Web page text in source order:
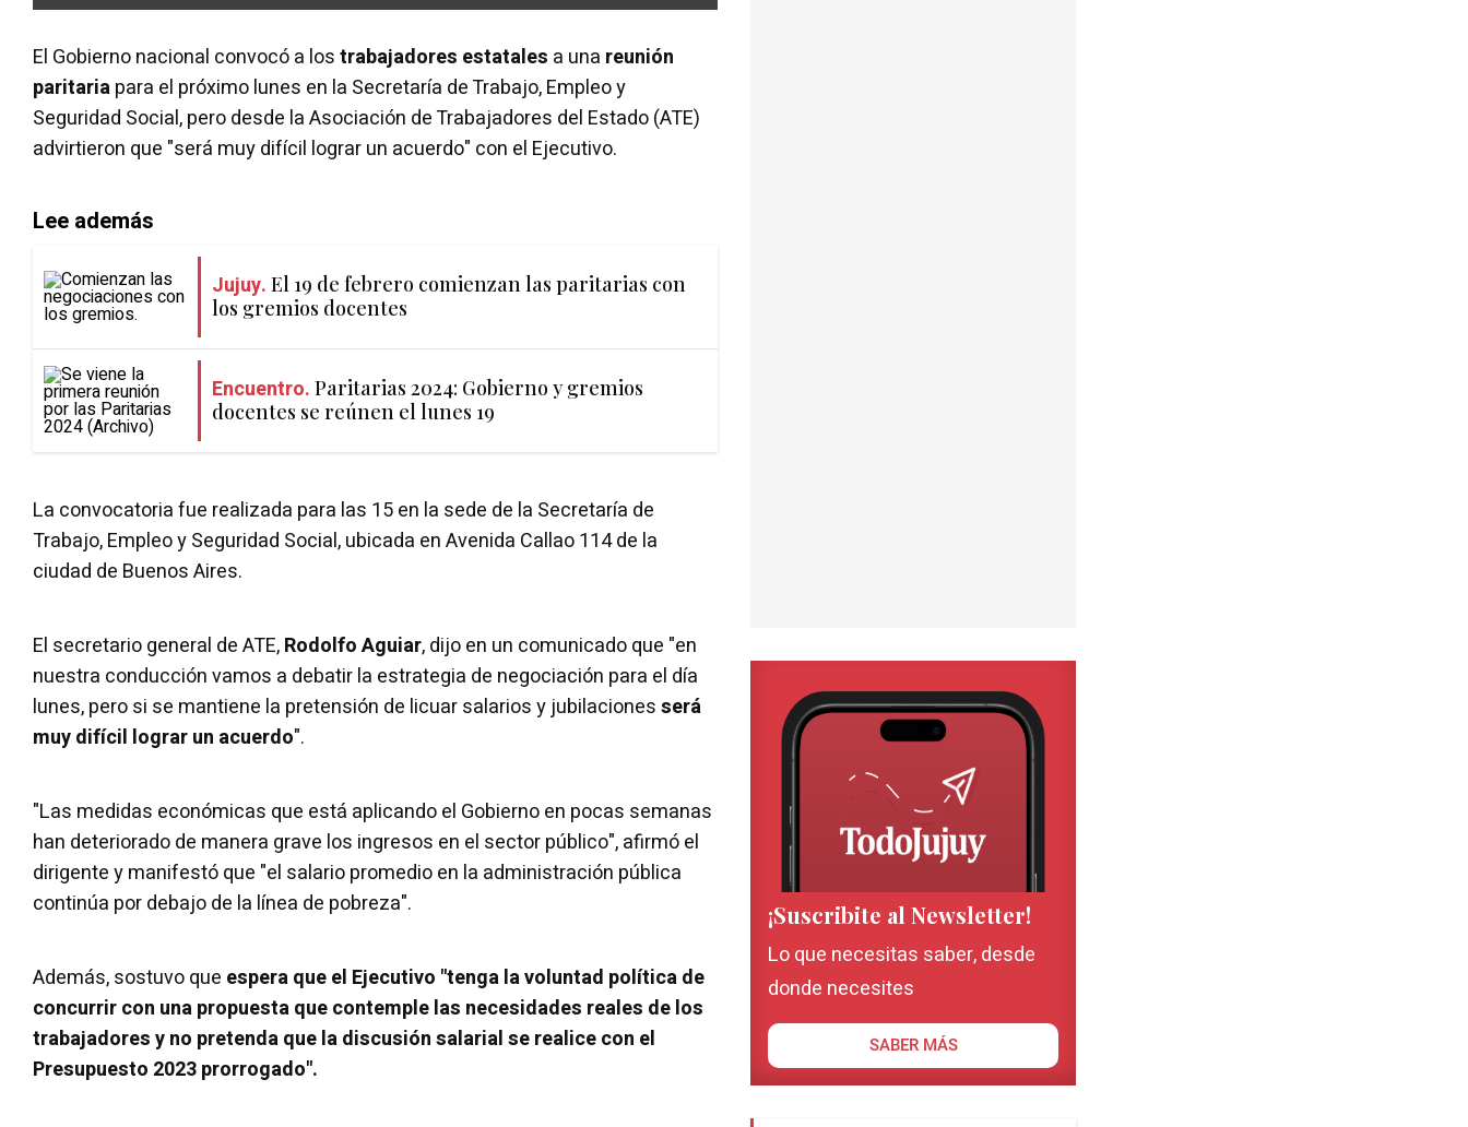
El Gobierno nacional convocó a lostrabajadores estatales a una reunión
paritariapara el próximo lunes en la Secretaría de Trabajo, Empleo y
Seguridad Social, pero desde la Asociación de Trabajadores del Estado (ATE)
advirtieron que "será muy difícil lograr un acuerdo" con el Ejecutivo.
Lee además
Jujuy. El 19 de febrero comienzan las paritarias con
los gremios docentes
Encuentro. Paritarias 2024: Gobierno y gremios
docentes se reúnen el lunes 19
La convocatoria fue realizada para las 15 en la sede de la Secretaría de
Trabajo, Empleo y Seguridad Social, ubicada en Avenida Callao 114 de la
ciudad de Buenos Aires.
El secretario general de ATE,Rodolfo Aguiar, dijo en un comunicado que "en
nuestra conducción vamos a debatir la estrategia de negociación para el día
lunes, pero si se mantiene la pretensión de licuar salarios y jubilacionesserá
muy difícil lograr un acuerdo".
"Las medidas económicas que está aplicando el Gobierno en pocas semanas
han deteriorado de manera grave los ingresos en el sector público", afirmó el
dirigente y manifestó que "el salario promedio en la administración pública
continúa por debajo de la línea de pobreza".
Además, sostuvo que espera que el Ejecutivo "tenga la voluntad política de
concurrir con una propuesta que contemple las necesidades reales de los
trabajadores y no pretenda que la discusión salarial se realice con el
Presupuesto 2023 prorrogado".
¡Suscribite al Newsletter!
Lo que necesitas saber, desde
donde necesites
SABER MÁS